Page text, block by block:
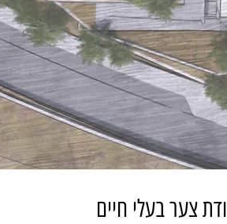
צער בעלי חיים